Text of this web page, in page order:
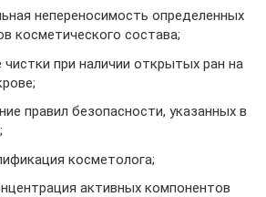
непереносимость определенных
косметического состава;
чистки при наличии открытых ран на
правил безопасности, указанных в
косметолога;
активных компонентов